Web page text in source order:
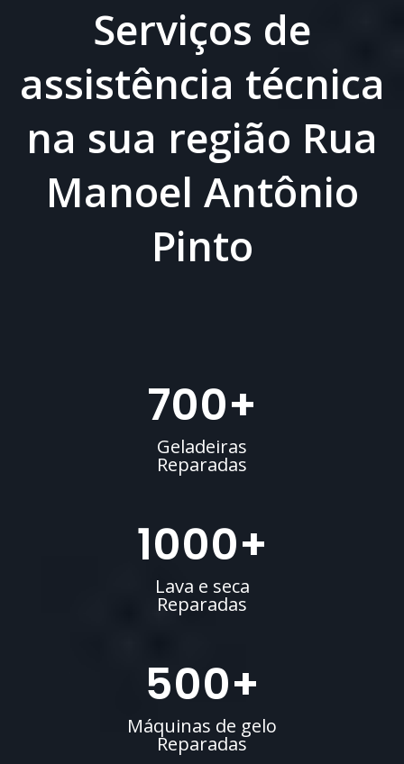
Serviços de
assistência técnica
na sua região Rua
Manoel Antônio
Pinto
700+
Geladeiras
Reparadas
1000+
Lava e seca
Reparadas
500+
Máquinas de gelo
Reparadas